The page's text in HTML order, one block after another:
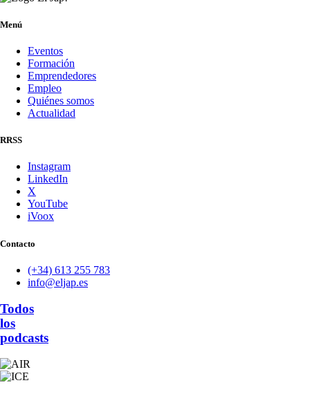
Menú
Eventos
Formación
Emprendedores
Empleo
Quiénes somos
Actualidad
RRSS
Instagram
LinkedIn
X
YouTube
iVoox
Contacto
(+34) 613 255 783
info@eljap.es
Todos
los
podcasts